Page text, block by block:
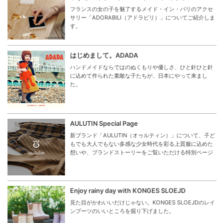
フランスの女の子を魅了するメイド・イン・パリのアクセ
サリー「ADORABILI（アドラビリ）」についてご紹介しま
す。
はじめまして。ADADA
ハンドメイドならではのぬくもりや優しさ、ひと針ひと針
に込めて作られた素敵な子たちが、日本にやって来まし
た。
AULUTIN Special Page
新ブランド「AULUTIN（オゥルティン）」について、子ど
もでも大人でもない多感な少女時代を彩る上質服に込めた
想いや、ブランドストーリーをご覧いただける特別ページ
Enjoy rainy day with KONGES SLOEJD
見た目がかわいいだけじゃない。KONGES SLOEJDのレイ
ンブーツのいいところを掘り下げました。